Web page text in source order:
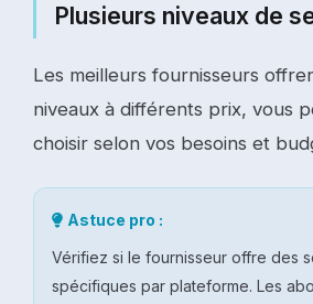
Plusieurs niveaux de
Les meilleurs fournisseurs
niveaux à différents prix, vous
choisir selon vos besoins et
Astuce pro :
Vérifiez si le fournisseur offre des
spécifiques par plateforme. Les